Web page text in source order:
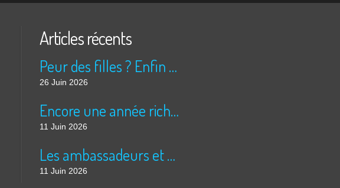
Articles récents
Peur des filles ? Enfin rassuré ?
26 Juin 2026
Encore une année riche en cinéma pour Super 8 !
11 Juin 2026
Les ambassadeurs et SUPER 8 - La solidarité en action
11 Juin 2026